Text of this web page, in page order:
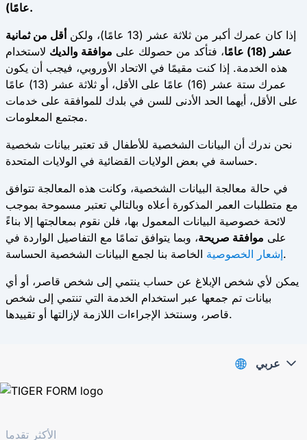
عامًا).
إذا كان عمرك أكبر من ثلاثة عشر (13 عامًا)، ولكن
أقل من ثمانية
عشر (18) عامًا
، فتأكد من حصولك على موافقة والديك لاستخدام
هذه الخدمة. إذا كنت مقيمًا في الاتحاد الأوروبي، فيجب أن يكون
عمرك ستة عشر (16) عامًا على الأقل، أو ثلاثة عشر (13) عامًا
على الأقل، أيهما الحد الأدنى للسن في بلدك للموافقة على خدمات
مجتمع المعلومات.
نحن ندرك أن البيانات الشخصية للأطفال قد تعتبر بيانات شخصية
حساسة في بعض الولايات القضائية في الولايات المتحدة.
في حالة معالجة البيانات الشخصية، وكانت هذه المعالجة تتوافق
مع متطلبات العمر المذكورة أعلاه وبالتالي تعتبر مسموحة بموجب
لائحة خصوصية البيانات المعمول بها، فلن نقوم بمعالجتها إلا بناءً
على موافقة صريحة، وبما يتوافق تمامًا مع التفاصيل الواردة في
إشعار الخصوصيةالخاصة بنا لجمع البيانات الشخصية الحساسة.
يمكن لأي شخص الإبلاغ عن حساب ينتمي إلى شخص قاصر، أو أي
بيانات تم جمعها عبر استخدام الخدمة التي تنتمي إلى شخص
قاصر، وسنتخذ الإجراءات اللازمة لإزالتها أو تقييدها.
الأكثر تقدما
عربي